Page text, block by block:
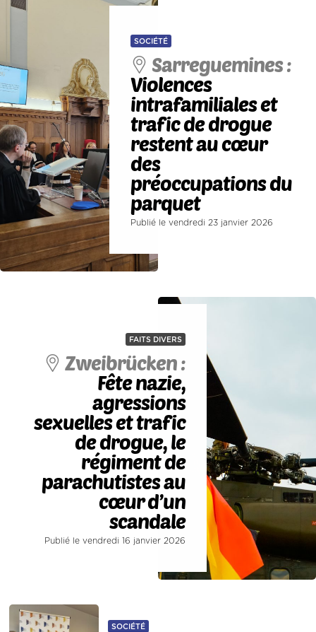
SOCIÉTÉ
Sarreguemines :
Violences
intrafamiliales et
trafic de drogue
restent au cœur
des
préoccupations du
parquet
Publié le vendredi 23 janvier 2026
FAITS DIVERS
Zweibrücken :
Fête nazie,
agressions
sexuelles et trafic
de drogue, le
régiment de
parachutistes au
cœur d’un
scandale
Publié le vendredi 16 janvier 2026
SOCIÉTÉ